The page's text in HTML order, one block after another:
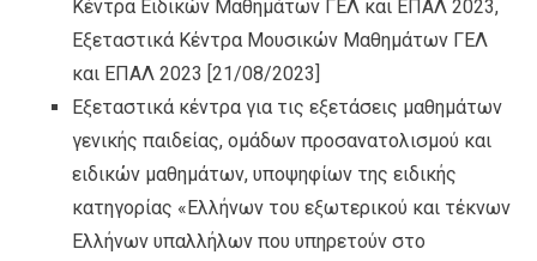
Κέντρα Ειδικών Μαθημάτων ΓΕΛ και ΕΠΑΛ 2023,
Εξεταστικά Κέντρα Μουσικών Μαθημάτων ΓΕΛ
και ΕΠΑΛ 2023 [21/08/2023]
Εξεταστικά κέντρα για τις εξετάσεις μαθημάτων
γενικής παιδείας, ομάδων προσανατολισμού και
ειδικών μαθημάτων, υποψηφίων της ειδικής
κατηγορίας «Ελλήνων του εξωτερικού και τέκνων
Ελλήνων υπαλλήλων που υπηρετούν στο